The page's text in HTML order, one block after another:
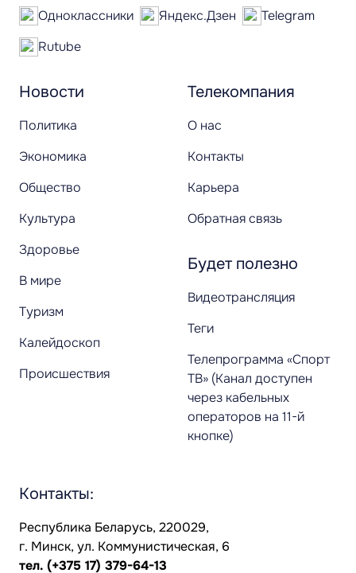
Новости
Политика
Экономика
Общество
Культура
Здоровье
В мире
Туризм
Калейдоскоп
Происшествия
Телекомпания
О нас
Контакты
Карьера
Обратная связь
Будет полезно
Видеотрансляция
Теги
Телепрограмма «Спорт
ТВ» (Канал доступен
через кабельных
операторов на 11-й
кнопке)
Одноклассники
Яндекс.Дзен
Telegram
Rutube
Контакты:
Республика Беларусь, 220029,
г. Минск, ул. Коммунистическая, 6
тел. (+375 17) 379-64-13